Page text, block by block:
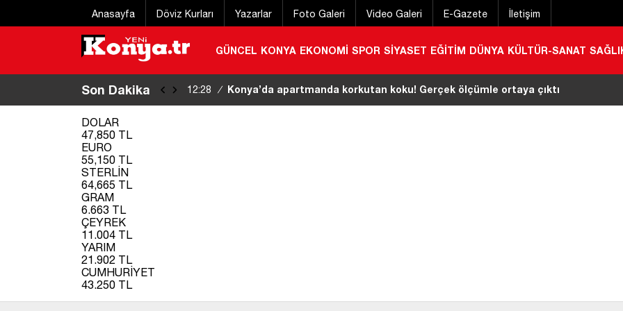
Anasayfa Döviz Kurları Yazarlar Foto Galeri Video Galeri E-Gazete İletişim
GÜNCEL KONYA EKONOMİ SPOR SİYASET EĞİTİM DÜNYA KÜLTÜR-SANAT
Son Dakika 12:28 / Konya’da apartmanda korkutan koku! Gerçek ölçümle ortaya çıktı
DOLAR
47,850 TL
EURO
55,150 TL
STERLİN
64,665 TL
GRAM
6.663 TL
ÇEYREK
11.004 TL
YARIM
21.902 TL
CUMHURİYET
43.250 TL